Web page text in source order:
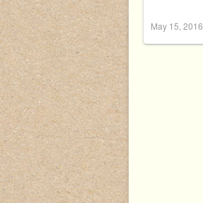
May 15, 2016